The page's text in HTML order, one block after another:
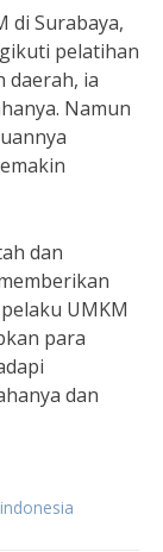
di Surabaya,
pelatihan
daerah, ia
Namun
dan
UMKM
para
dan